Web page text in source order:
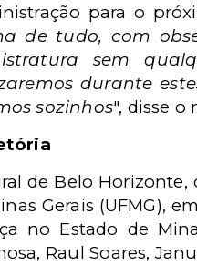
para o
de tudo, com
sem
durante
sozinhos", disse o
de Belo Horizonte,
Gerais (UFMG),
no Estado de
Raul Soares,